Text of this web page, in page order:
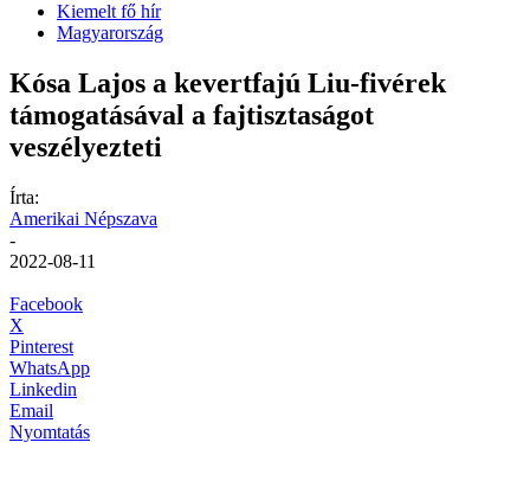
Kiemelt fő hír
Magyarország
Kósa Lajos a kevertfajú Liu-fivérek
támogatásával a fajtisztaságot
veszélyezteti
Írta:
Amerikai Népszava
-
2022-08-11
Facebook
X
Pinterest
WhatsApp
Linkedin
Email
Nyomtatás